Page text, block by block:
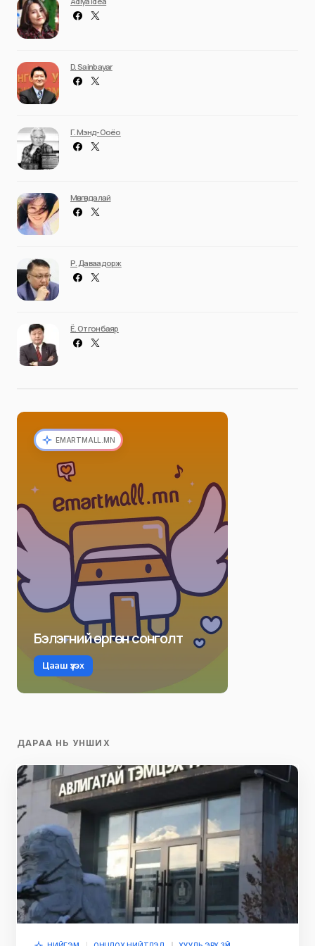
D. Sainbayar
Г. Мэнд-Ооёо
Мөнгөндалай
Р. Даваадорж
Ё. Отгонбаяр
EMARTMALL.MN
Бэлэгний өргөн сонголт
Цааш үзэх
ДАРАА НЬ УНШИХ